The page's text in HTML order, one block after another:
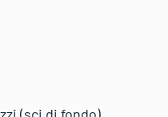
(sci di fondo)